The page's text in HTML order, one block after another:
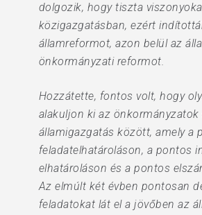
dolgozik, hogy tiszta
közigazgatásban, ezért
államreformot, azon belül az
önkormányzati reformot.
Hozzátette, fontos volt, hogy
alakuljon ki az önkormányzatok
államigazgatás között, amely a
feladatelhatároláson, a pontos
elhatároláson és a pontos
Az elmúlt két évben pontosan
feladatokat lát el a jövőben az